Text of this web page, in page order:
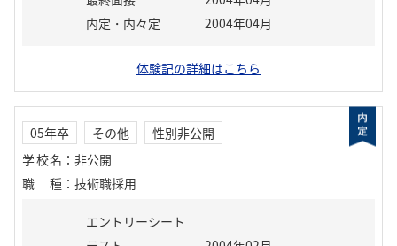
内定・内々定
2004年04月
体験記の詳細はこちら
05年卒 その他
性別非公開
学校名 ： 非公開
職種 ： 技術職採用
エントリーシート